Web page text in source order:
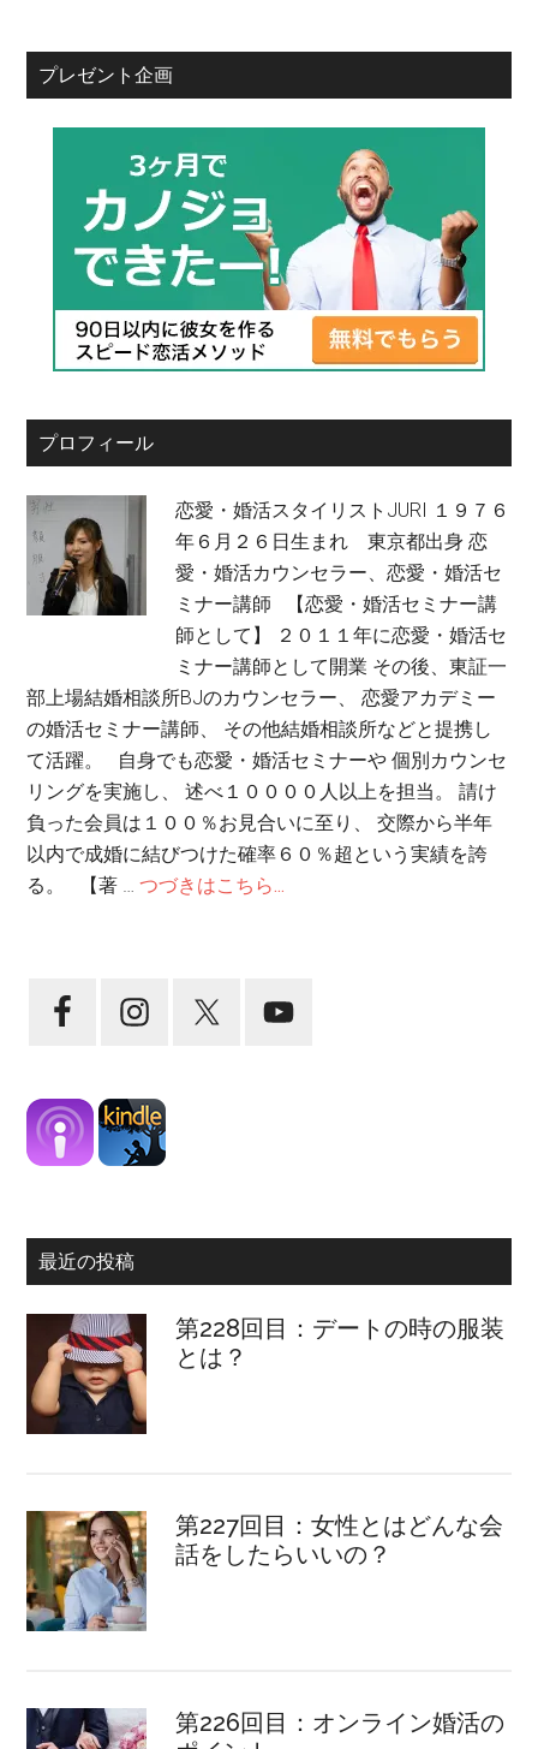
プレゼント企画
プロフィール
恋愛・婚活スタイリストJURI １９７６
年６月２６日生まれ 東京都出身 恋
愛・婚活カウンセラー、恋愛・婚活セ
ミナー講師 【恋愛・婚活セミナー講
師として】 ２０１１年に恋愛・婚活セ
ミナー講師として開業 その後、東証一
部上場結婚相談所BJのカウンセラー、 恋愛アカデミー
の婚活セミナー講師、 その他結婚相談所などと提携し
て活躍。 自身でも恋愛・婚活セミナーや 個別カウンセ
リングを実施し、 述べ１００００人以上を担当。 請け
負った会員は１００％お見合いに至り、 交際から半年
以内で成婚に結びつけた確率６０％超という実績を誇
る。 【著 …つづきはこちら...
最近の投稿
第228回目：デートの時の服装
とは？
第227回目：女性とはどんな会
話をしたらいいの？
第226回目：オンライン婚活の